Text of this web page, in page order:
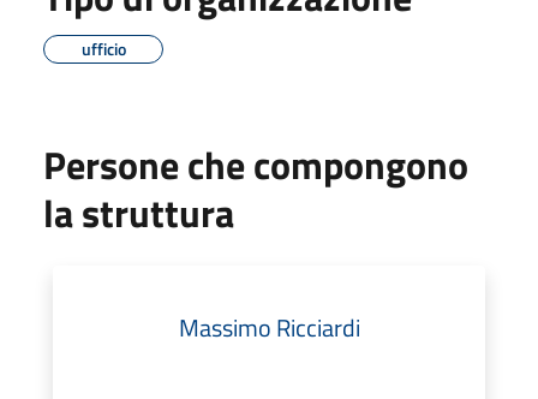
ufficio
Persone che compongono
la struttura
Massimo Ricciardi